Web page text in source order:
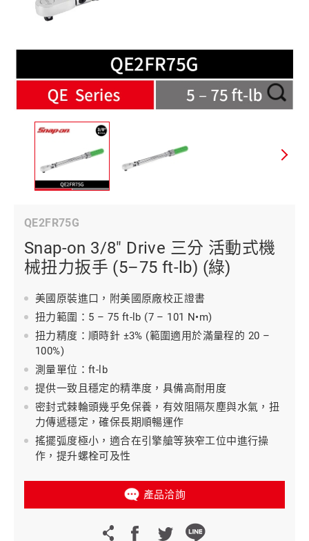
QE2FR75G
Snap-on 3/8" Drive 三分 活動式機
械扭力扳手 (5–75 ft-lb) (綠)
美國原裝進口，附美國原廠校正證書
扭力範圍：5 – 75 ft-lb (7 – 101 N•m)
扭力精度：順時針 ±3% (範圍適用於滿量程的 20 –
100%)
測量單位：ft-lb
提供一致且穩定的精準度，具備高耐用度
密封式棘輪頭幾乎免保養，有效阻隔灰塵與水氣，扭
力傳遞穩定，確保長期順暢運作
搖擺弧度極小，適合在引擎艙等狹窄工位中進行操
作，提升螺栓可及性
產品洽詢